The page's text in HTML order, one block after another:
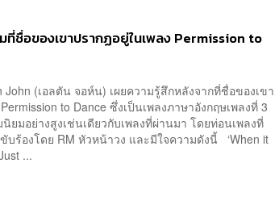
ชื่อของเขาปรากฏอยู่ในเพลง Permission to
(เอลตัน จอห์น) เผยความรู้สึกหลังจากที่ชื่อของเขา
to Dance ซึ่งเป็นเพลงภาษาอังกฤษเพลงที่ 3
ยมอย่างสูงเช่นเดียวกับเพลงที่ผ่านมา โดยท่อนเพลงที่
บร้องโดย RM หัวหน้าวง และมีใจความดังนี้ ‘When it
...